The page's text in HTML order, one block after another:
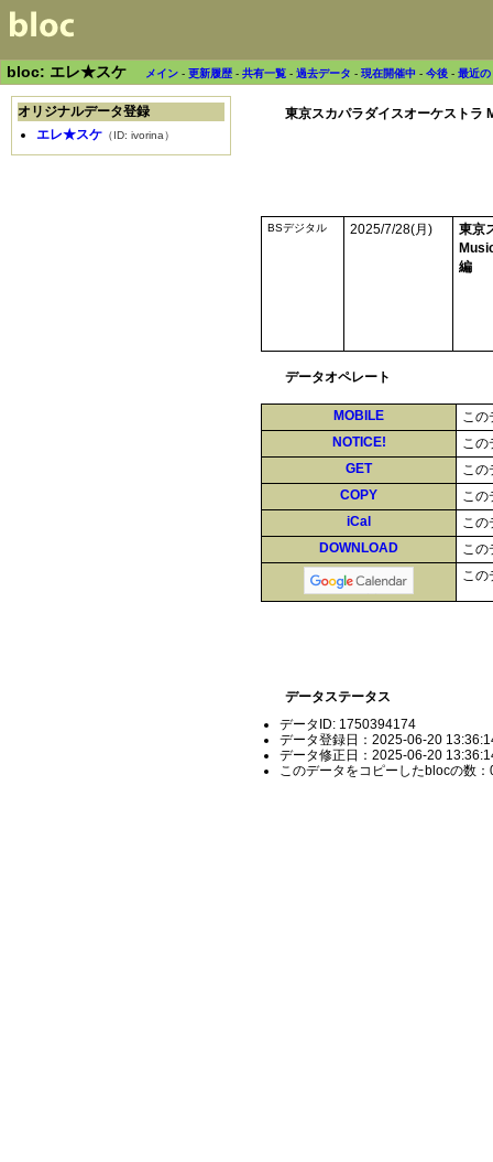
bloc: エレ★スケ メイン -更新履歴 -共有一覧 -過去データ -現在開催中 -今後 -最近
オリジナルデータ登録
エレ★スケ（ID: ivorina）
東京スカパラダイスオーケスト
BSデジタル 2025/7/28(月)
東京
編
データオペレート
MOBILE
この
NOTICE!
この
GET
この
COPY
この
iCal
この
DOWNLOAD
この
この
データステータス
データID: 1750394174
データ登録日：2025-06-20
データ修正日：2025-06-20
このデータをコピーしたblocの数：